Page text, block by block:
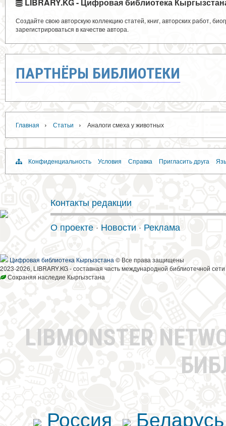
Создайте свою авторскую коллекцию статей, книг, авторских работ,
зарегистрироваться в качестве автора.
ПАРТНЁРЫ БИБЛИОТЕКИ
Главная › Статьи › Аналоги смеха у животных
Конфиденциальность Условия Справка Пригласить друга
Контакты редакции
О проекте · Новости · Реклама
Цифровая библиотека Кыргызстана © Все права защищены
2023-2026, LIBRARY.KG - составная часть международной библиотечной
Сохраняя наследие Кыргызстана
LIBMONSTER
Россия
Беларусь